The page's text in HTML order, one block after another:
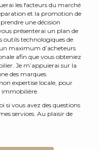
les facteurs du marché
et la promotion de
une décision
présenterai un plan de
outils technologiques de
maximum d’acheteurs
afin que vous obteniez
Je m’appuierai sur la
des marques
expertise locale, pour
immobilière.
si vous avez des questions
services. Au plaisir de